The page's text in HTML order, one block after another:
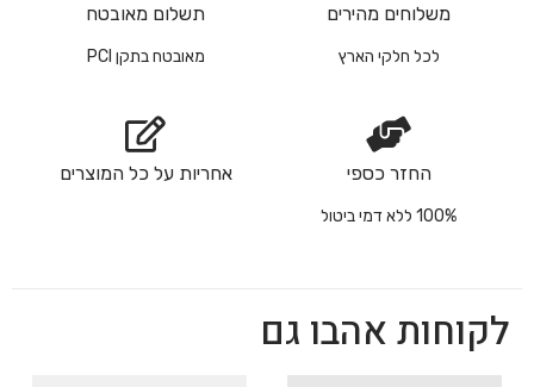
משלוחים מהירים
לכל חלקי הארץ
תשלום מאובטח
מאובטח בתקן PCI
החזר כספי
100% ללא דמי ביטול
אחריות על כל המוצרים
לקוחות אהבו גם